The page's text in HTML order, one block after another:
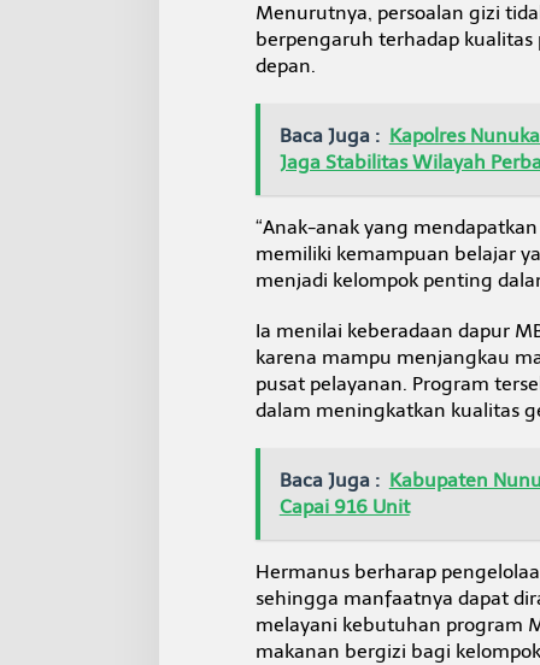
Menurutnya, persoalan gizi
berpengaruh terhadap kualitas
depan.
Baca Juga : Kapolres
Jaga Stabilitas Wilayah
“Anak-anak yang
memiliki kemampuan belajar
menjadi kelompok penting
Ia menilai keberadaan dapur
karena mampu menjangkau
pusat pelayanan. Program
dalam meningkatkan kualitas
Baca Juga : Kabupaten
Capai 916 Unit
Hermanus berharap
sehingga manfaatnya dapat
melayani kebutuhan program
makanan bergizi bagi